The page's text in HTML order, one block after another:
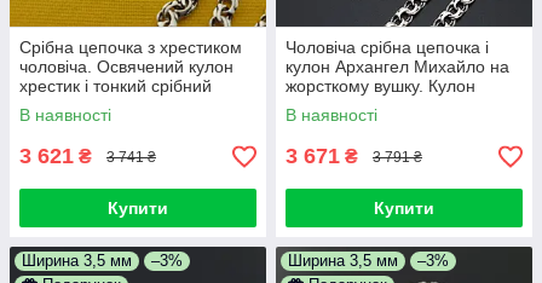
Срібна цепочка з хрестиком
чоловіча. Освячений кулон
хрестик і тонкий срібний
ланцюжок. 55 см
В наявності
3 621 ₴ 3 741 ₴
Купити
Чоловіча срібна цепочка і
кулон Архангел Михайло на
жорсткому вушку. Кулон
ангел і ланцюг срібло 925
В наявності
3 671 ₴ 3 791 ₴
Купити
Ширина 3,5 мм
–3%
Ширина 3,5 мм
–3%